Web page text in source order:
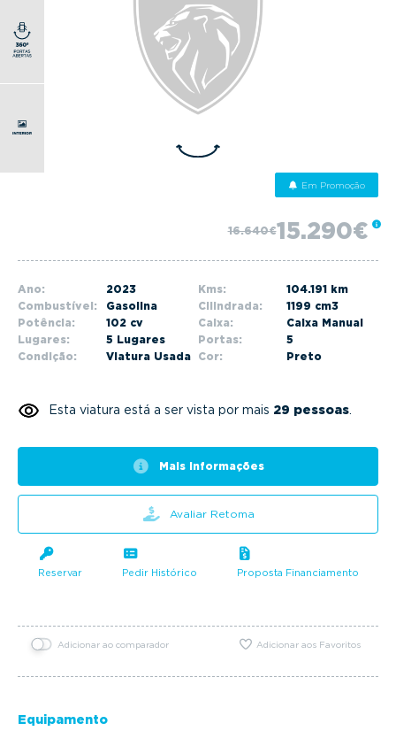
Em Promoção
16.640€15.290€
Ano: 2023 Kms:
104.191 km
Combustível:
Gasolina Cilindrada:
1199 cm3
Potência:
102 cv Caixa:
Caixa Manual
Lugares:
5 Lugares Portas:
5
Condição:
Viatura Usada Cor: Preto
Esta viatura está a ser vista por mais 29 pessoas
Mais informações
Avaliar Retoma
Reservar Pedir Histórico Proposta Financiamento
Adicionar ao comparador Adicionar aos Favoritos
Equipamento